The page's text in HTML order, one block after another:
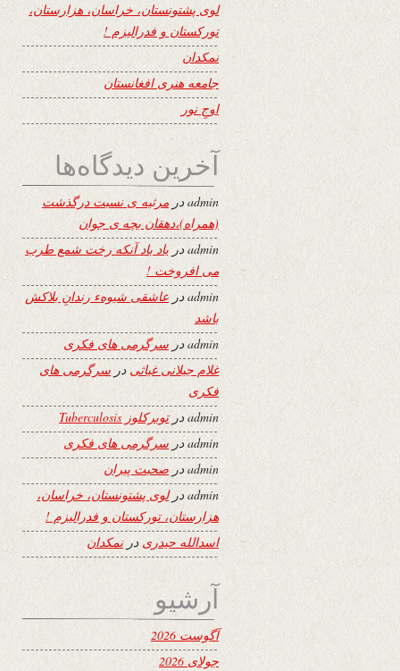
لوی پشتونستان، خراسان، هزارستان،
تورکستان و فدرالیزم !
نمکدان
جامعه هنری افغانستان
اوجِ نور
آخرین دیدگاه‌ها
adminدر مرثیه ی نسبت درگذشت
(همراه)،دهقان بچه ی جوان
admin در یاد باد آنکه رخت شمع طرب
می افروخت !
adminدر عاشقی شیوهء رندانِ بلاکش
باشد
admin در سرگرمی های فکری
غلام جیلانی غیاثی در سرگرمی های
فکری
adminدرتوبرکلوز Tuberculosis
adminدر سرگرمی های فکری
admin در صحبت پیران
adminدرلوی پشتونستان، خراسان،
هزارستان، تورکستان و فدرالیزم !
اسدالله حیدری درنمکدان
آرشیو
آگوست 2026
جولای 2026